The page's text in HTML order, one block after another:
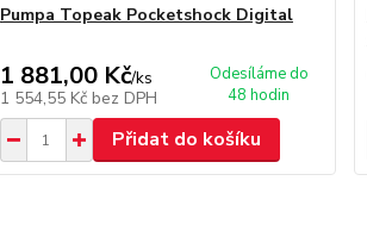
Pumpa Topeak Pocketshock Digital
1 881,00 Kč/ks
1 554,55 Kč bez DPH
Odesíláme do
48 hodin
Přidat do košíku